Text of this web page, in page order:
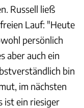
Russell ließ
Lauf: "Heute
persönlich
aber auch ein
bin
im nächsten
ist ein riesiger